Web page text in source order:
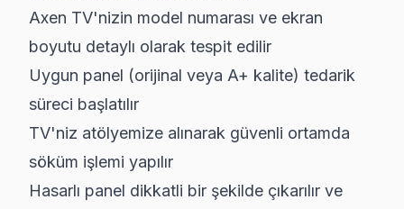
Axen TV'nizin model numarası ve ekran
boyutu detaylı olarak tespit edilir
Uygun panel (orijinal veya A+ kalite) tedarik
süreci başlatılır
TV'niz atölyemize alınarak güvenli ortamda
söküm işlemi yapılır
Hasarlı panel dikkatli bir şekilde çıkarılır ve